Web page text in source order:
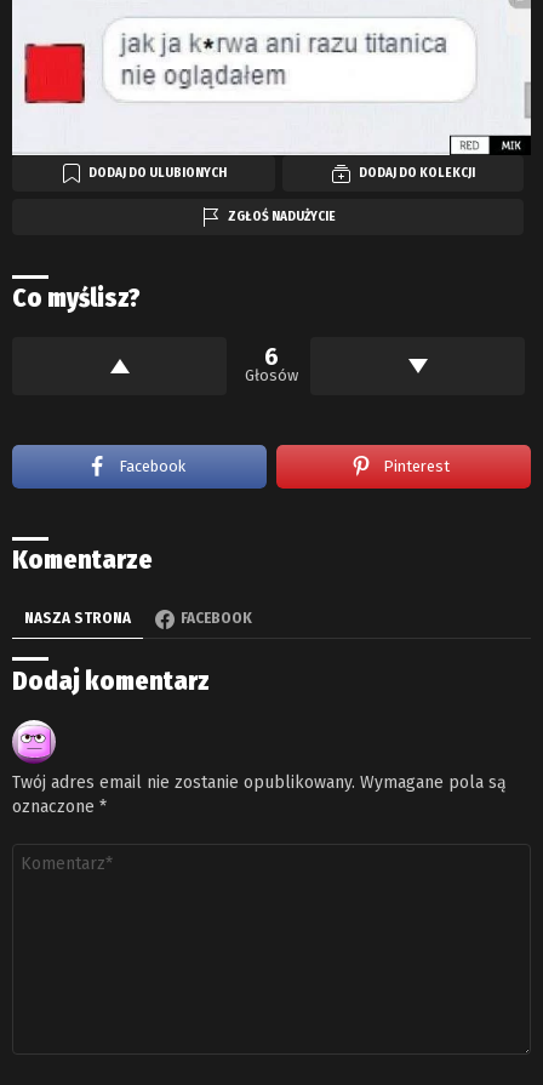
DODAJ DO ULUBIONYCH DODAJ DO KOLEKCJI
ZGŁOŚ NADUŻYCIE
Co myślisz?
6
Głosów
Facebook Pinterest
Komentarze
NASZA STRONA FACEBOOK
Dodaj komentarz
Twój adres email nie zostanie opublikowany. Wymagane pola są
oznaczone *